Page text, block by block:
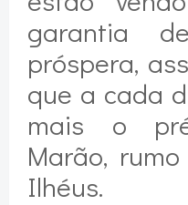
garantia
próspera,
que a cada
mais o
Marão,
Ilhéus.